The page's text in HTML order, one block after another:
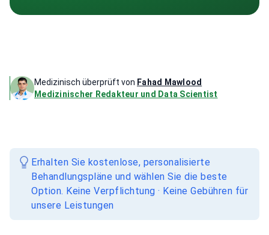
Medizinisch überprüft von Fahad Mawlood
Medizinischer Redakteur und Data Scientist
Erhalten Sie kostenlose, personalisierte
Behandlungspläne und wählen Sie die beste
Option. Keine Verpflichtung · Keine Gebühren für
unsere Leistungen